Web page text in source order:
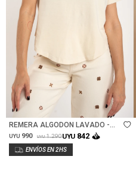
Talle
REMERA ALGODON LAVADO -
ARENA
UYU 990 UYU 1.290UYU 842